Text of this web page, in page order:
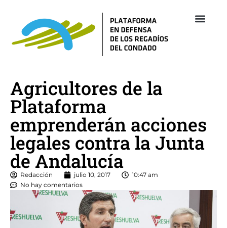
Agricultores de la
Plataforma
emprenderán acciones
legales contra la Junta
de Andalucía
Redacción julio 10, 2017
10:47 am
No hay comentarios